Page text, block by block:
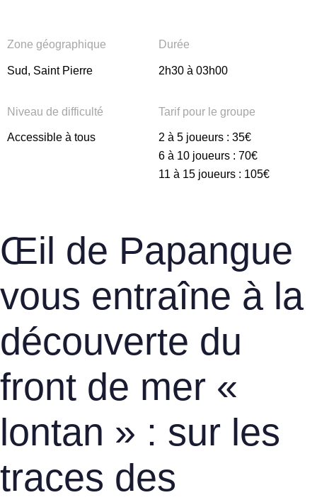
Zone géographique
Sud, Saint Pierre
Durée
2h30 à 03h00
Niveau de difficulté
Accessible à tous
Tarif pour le groupe
2 à 5 joueurs : 35€
6 à 10 joueurs : 70€
11 à 15 joueurs : 105€
Œil de Papangue
vous entraîne à la
découverte du
front de mer «
lontan » : sur les
traces des